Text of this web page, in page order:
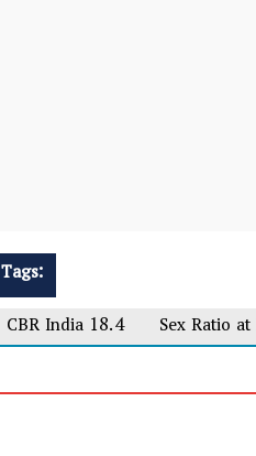
Tags:
CBR India 18.4
Sex Ratio